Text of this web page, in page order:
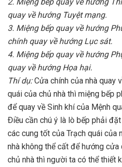
quay về hướng Tuyệt mạng.
3. Miệng bếp quay về hướng
chính quay về hướng Lục sát.
4. Miệng bếp quay về hướng
quay về hướng Họa hại.
Thí dụ:Cửa chính của nhà quay
quái của chủ nhà thì miệng bếp
để quay về Sinh khí của Mệnh
Ðiều cần chú ý là lò bếp phải
các cung tốt của Trạch quái của
nhà không thể cất để hướng
chủ nhà thì người ta có thể thiết